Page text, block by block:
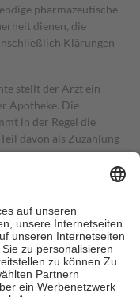
pharmazeutische
dienen, die
Klärungen
stellt der Arzt ein
Apotheke. Die
in der Regel die
davon als Zuzahlung
in Höhe von zehn
als die tatsächlichen
Online-Apotheken.
beträgt die
zehn Euro je